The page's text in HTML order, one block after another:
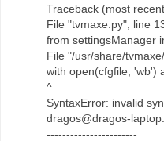
Traceback (most
File "tvmaxe.py", line
from settingsManager
File "/usr/share/
with open(cfgfile, 'wb')
^
SyntaxError: invalid
dragos@dragos-
-----------------------